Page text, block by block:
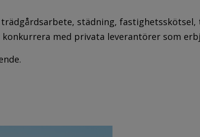
städning,
med privata leverantörer som